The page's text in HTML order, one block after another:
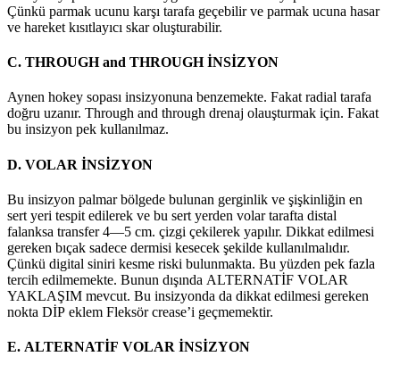
Çünkü parmak ucunu karşı tarafa geçebilir ve parmak ucuna hasar
ve hareket kısıtlayıcı skar oluşturabilir.
C. THROUGH and THROUGH İNSİZYON
Aynen hokey sopası insizyonuna benzemekte. Fakat radial tarafa
doğru uzanır. Through and through drenaj olauşturmak için. Fakat
bu insizyon pek kullanılmaz.
D. VOLAR İNSİZYON
Bu insizyon palmar bölgede bulunan gerginlik ve şişkinliğin en
sert yeri tespit edilerek ve bu sert yerden volar tarafta distal
falanksa transfer 4—5 cm. çizgi çekilerek yapılır. Dikkat edilmesi
gereken bıçak sadece dermisi kesecek şekilde kullanılmalıdır.
Çünkü digital siniri kesme riski bulunmakta. Bu yüzden pek fazla
tercih edilmemekte. Bunun dışında ALTERNATİF VOLAR
YAKLAŞIM mevcut. Bu insizyonda da dikkat edilmesi gereken
nokta DİP eklem Fleksör crease’i geçmemektir.
E. ALTERNATİF VOLAR İNSİZYON